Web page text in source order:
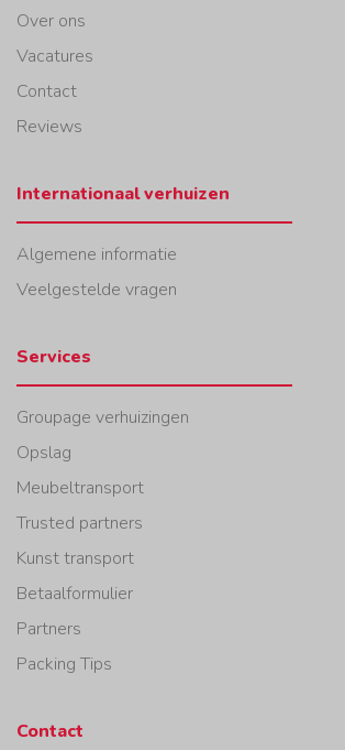
Over ons
Vacatures
Contact
Reviews
Internationaal verhuizen
Algemene informatie
Veelgestelde vragen
Services
Groupage verhuizingen
Opslag
Meubeltransport
Trusted partners
Kunst transport
Betaalformulier
Partners
Packing Tips
Contact